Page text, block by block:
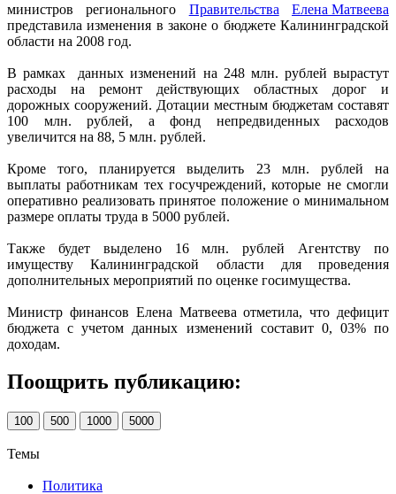
министров регионального Правительства
Елена Матвеева
представила изменения в законе о бюджете Калининградской
области на 2008 год.
В рамках данных изменений на 248 млн. рублей вырастут
расходы на ремонт действующих областных дорог и
дорожных сооружений. Дотации местным бюджетам составят
100 млн. рублей, а фонд непредвиденных расходов
увеличится на 88, 5 млн. рублей.
Кроме того, планируется выделить 23 млн. рублей на
выплаты работникам тех госучреждений, которые не смогли
оперативно реализовать принятое положение о минимальном
размере оплаты труда в 5000 рублей.
Также будет выделено 16 млн. рублей Агентству по
имуществу Калининградской области для проведения
дополнительных мероприятий по оценке госимущества.
Министр финансов Елена Матвеева отметила, что дефицит
бюджета с учетом данных изменений составит 0, 03% по
доходам.
Поощрить публикацию:
100 500 1000 5000
Темы
Политика